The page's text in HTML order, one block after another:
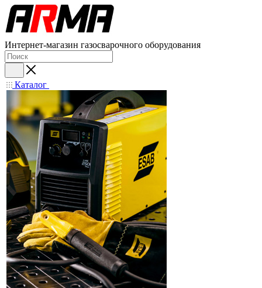
Интернет-магазин газосварочного оборудования
Каталог